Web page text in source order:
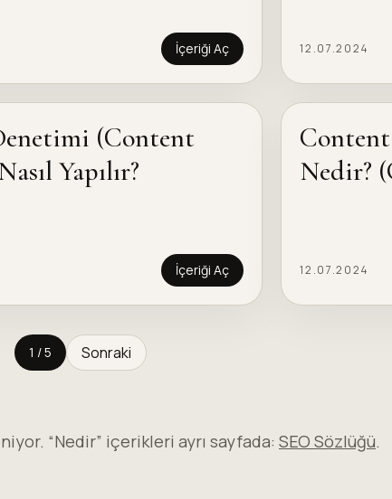
İçeriği Aç 12.07.2024
(Content
Yapılır?
İçeriği Aç
Nedir?
12.07.2024
1 / 5 Sonraki
“Nedir” içerikleri ayrı sayfada: SEO Sözlüğü.